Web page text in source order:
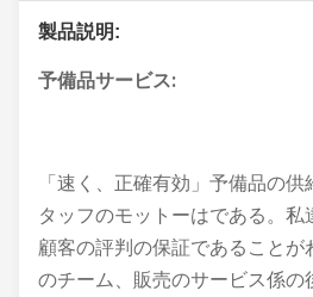
製品説明:
予備品サービス:
「速く、正確有効」予備品の供
タッフのモットーはである。
顧客の評判の保証であることが
のチーム、販売のサービス係の